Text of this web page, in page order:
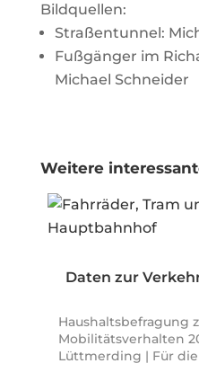
Bildquellen:
Straßentunnel:
Fußgänger im
Michael Schneider
Weitere
Daten zur
Haushaltsbefragung
Mobilitätsverhalten
Lüttmerding | Für